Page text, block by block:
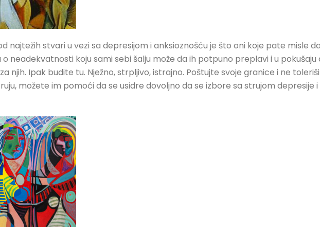
najtežih stvari u vezi sa depresijom i anksioznošću je što oni koje pate misle
o neadekvatnosti koju sami sebi šalju može da ih potpuno preplavi i u
njih. Ipak budite tu. Nježno, strpljivo, istrajno. Poštujte svoje granice i ne
možete im pomoći da se usidre dovoljno da se izbore sa strujom depresije